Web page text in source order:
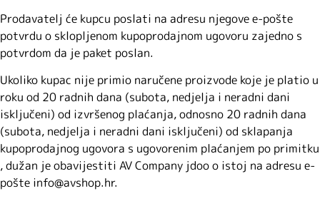
Prodavatelj će kupcu poslati na adresu njegove e-pošte
potvrdu o sklopljenom kupoprodajnom ugovoru zajedno s
potvrdom da je paket poslan.
Ukoliko kupac nije primio naručene proizvode koje je platio u
roku od 20 radnih dana (subota, nedjelja i neradni dani
isključeni) od izvršenog plaćanja, odnosno 20 radnih dana
(subota, nedjelja i neradni dani isključeni) od sklapanja
kupoprodajnog ugovora s ugovorenim plaćanjem po primitku
, dužan je obavijestiti AV Company jdoo o istoj na adresu e-
pošte info@avshop.hr.